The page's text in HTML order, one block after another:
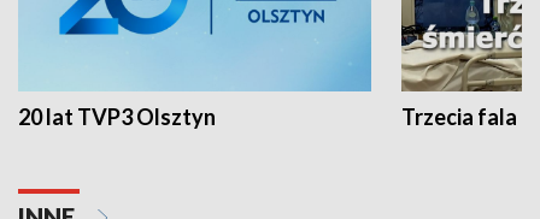
20 lat TVP3 Olsztyn Trzecia fala -